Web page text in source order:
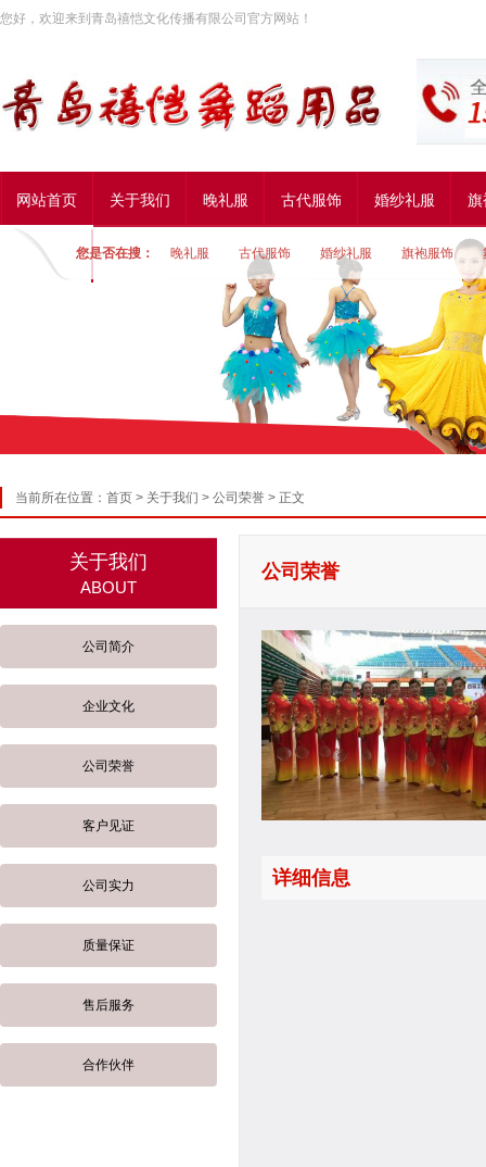
您好，欢迎来到青岛禧恺文化传播有限公司官方网站！
网站首页 关于我们 晚礼服 古代服饰 婚纱礼服 旗
联系我们您是否在搜： 晚礼服 古代服饰 婚纱礼服 旗袍服饰
当前所在位置： 首页 > 关于我们 > 公司荣誉 > 正文
关于我们
ABOUT
公司简介
企业文化
公司荣誉
客户见证
公司实力
质量保证
售后服务
合作伙伴
公司荣誉
详细信息